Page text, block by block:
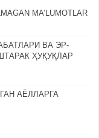
MA’LUMOTLAR
ВА ЭР-
ҲУҚУҚЛАР
АЁЛЛАРГА